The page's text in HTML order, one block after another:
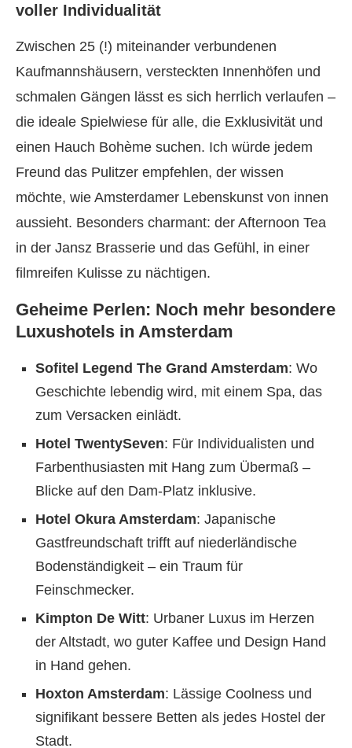
voller Individualität
Zwischen 25 (!) miteinander verbundenen
Kaufmannshäusern, versteckten Innenhöfen und
schmalen Gängen lässt es sich herrlich verlaufen –
die ideale Spielwiese für alle, die Exklusivität und
einen Hauch Bohème suchen. Ich würde jedem
Freund das Pulitzer empfehlen, der wissen
möchte, wie Amsterdamer Lebenskunst von innen
aussieht. Besonders charmant: der Afternoon Tea
in der Jansz Brasserie und das Gefühl, in einer
filmreifen Kulisse zu nächtigen.
Geheime Perlen: Noch mehr besondere
Luxushotels in Amsterdam
Sofitel Legend The Grand Amsterdam: Wo
Geschichte lebendig wird, mit einem Spa, das
zum Versacken einlädt.
Hotel TwentySeven: Für Individualisten und
Farbenthusiasten mit Hang zum Übermaß –
Blicke auf den Dam-Platz inklusive.
Hotel Okura Amsterdam: Japanische
Gastfreundschaft trifft auf niederländische
Bodenständigkeit – ein Traum für
Feinschmecker.
Kimpton De Witt: Urbaner Luxus im Herzen
der Altstadt, wo guter Kaffee und Design Hand
in Hand gehen.
Hoxton Amsterdam: Lässige Coolness und
signifikant bessere Betten als jedes Hostel der
Stadt.